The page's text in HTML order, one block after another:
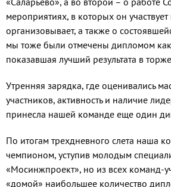
мероприятиях, в которых он
организовывает, а также о
мы тоже были отмечены дипломом
показавшая лучший результата в
Утренняя зарядка, где оценивались
участников, активность и наличие
принесла нашей команде еще один
По итогам трехдневного слета наша
чемпионом, уступив молодым
«Мосинжпроект», но из всех команд-
«домой» наибольшее количество